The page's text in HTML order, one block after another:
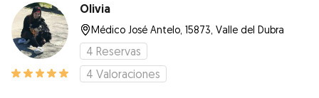
Olivia
Médico José Antelo, 15873, Valle del Dubra
4 Reservas
4 Valoraciones